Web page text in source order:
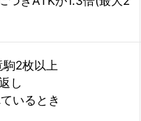
駒2枚以上
し
いるとき